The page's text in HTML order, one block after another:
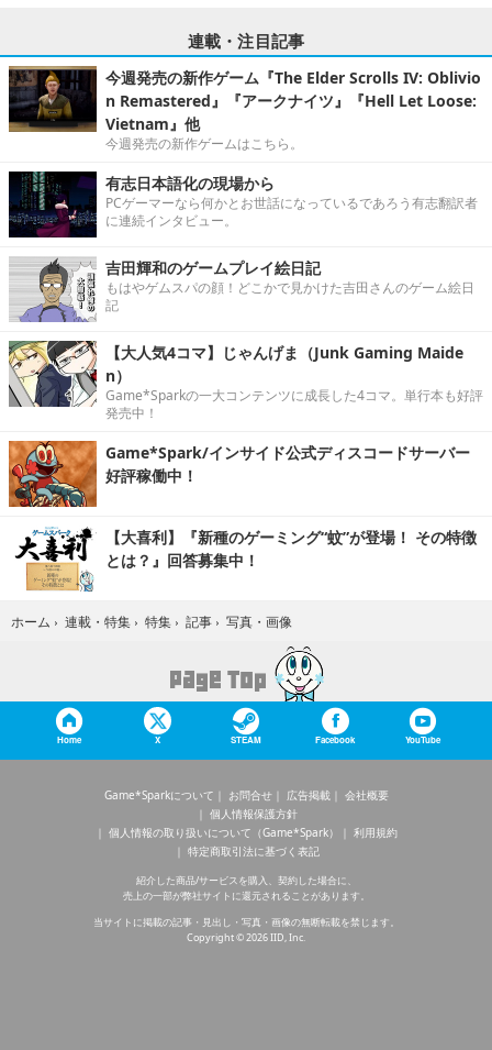
連載・注目記事
今週発売の新作ゲーム『The Elder Scrolls IV: Oblivio
n Remastered』『アークナイツ』『Hell Let Loose:
Vietnam』他
今週発売の新作ゲームはこちら。
有志日本語化の現場から
PCゲーマーなら何かとお世話になっているであろう有志翻訳者
に連続インタビュー。
吉田輝和のゲームプレイ絵日記
もはやゲムスパの顔！どこかで見かけた吉田さんのゲーム絵日
記
【大人気4コマ】じゃんげま（Junk Gaming Maide
n）
Game*Sparkの一大コンテンツに成長した4コマ。単行本も好評
発売中！
Game*Spark/インサイド公式ディスコードサーバー
好評稼働中！
【大喜利】『新種のゲーミング“蚊”が登場！ その特徴
とは？』回答募集中！
ホーム › 連載・特集 › 特集 › 記事 › 写真・画像
Home X STEAM Facebook YouTube
Game*Sparkについて お問合せ 広告掲載
会社概要
個人情報保護方針
個人情報の取り扱いについて（Game*Spark）
利用規約
特定商取引法に基づく表記
紹介した商品/サービスを購入、契約した場合に、
売上の一部が弊社サイトに還元されることがあります。
当サイトに掲載の記事・見出し・写真・画像の無断転載を禁じます。
Copyright © 2026 IID, Inc.